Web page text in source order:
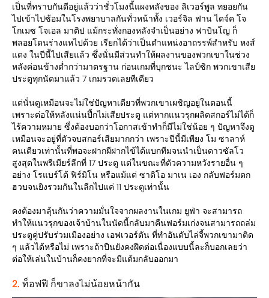
เป็นที่ทราบกันดีอยู่แล้วว่าชั่วโมงนี้แผงหลังของ ลิเวอร์พูล ทยอยกัน
ไปเข้าไปซ้อมในโรงพยาบาลกันทั่วหน้าทั้ง เวอร์จิล ฟาน ไดจ์ค โจ
โกเมซ โจเอล มาติป แม้กระทั่งกองหลังจำเป็นอย่าง ฟาบินโญ ก็
พลอยโดนร่างแหไปด้วย เรียกได้ว่าเป็นตำแหน่งอาถรรพ์สำหรับ หงส์
แดง ในปีนี้ไปเสียแล้ว ซึ่งนั่นมีส่วนทำให้ผลงานของพวกเขาในช่วง
หลังค่อนข้างต่ำกว่ามาตรฐาน ก่อนเกมที่บุกชนะ ไลป์ซิก พวกเขาเสีย
ประตูทุกนัดมาแล้ว 7 เกมรวดเลยทีเดียว
แต่นั่นดูเหมือนจะไม่ใช่ปัญหาเดียวที่พวกเขาเผชิญอยู่ในตอนนี้
เพราะต่อให้หลังแน่นปึ้กไม่เสียประตู แต่หากแนวรุกผลิดสกอร์ไม่ได้ก็
ไร้ความหมาย ซึ่งต้องบอกว่าโอกาสเข้าทำก็มีไม่ใช่น้อย ๆ ปัญหาจึงดู
เหมือนจะอยู่ที่ตัวจบสกอร์เสียมากกว่า เพราะปีนี้มีเพียง โม ซาลาห์
คนเดียวเท่านั้นที่พอจะฝากผีฝากไข้ได้แบกทีมจนนำเป็นดาวซัลโว
สูงสุดในพรีเมียร์ลีกที่ 17 ประตู แต่ในขณะที่ตัวความหวังรายอื่น ๆ
อย่าง โรแบร์โต้ ฟิร์มิโน หรือแม้แต่ ซาดิโอ มาเน เอง กลับฟอร์มตก
ฮวบจนยิงรวมกันในลีกไปแค่ 11 ประตูเท่านั้น
คงต้องมาลุ้นกันว่าความมั่นใจจากผลงานในเกม ยูฟ่า จะสามารถ
ทำให้แนวรุกของเจ้าบ้านในนัดนี้กลับมาคืนฟอร์มเก่งจนสามารถถล่ม
ประตูคู่ปรับร่วมเมืองอย่าง เอฟเวอร์ตัน ที่ทำอันดับไล่จี้พวกเขามาติด
ๆ แล้วได้หรือไม่ เพราะถ้าปืนยังคงฝืดต่อเนื่องแบบนี้ละก็บอกเลยว่า
ต่อให้เล่นในบ้านก็คงยากที่จะมีแต้มกลับออกมา
2. ท็อฟฟี ก็ขาลงไม่น้อยหน้ากัน